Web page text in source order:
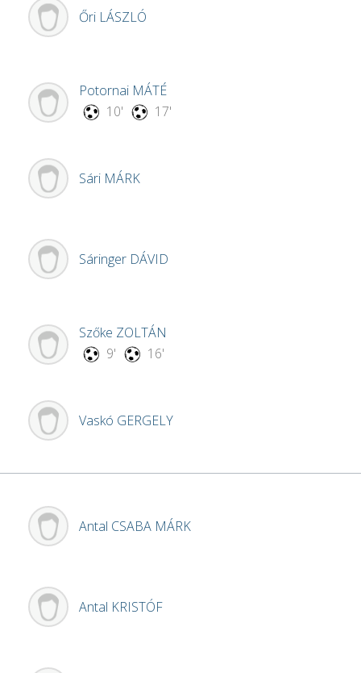
Őri LÁSZLÓ
Potornai MÁTÉ
10'
17'
Sári MÁRK
Sáringer DÁVID
Szőke ZOLTÁN
9'
16'
Vaskó GERGELY
Antal CSABA MÁRK
Antal KRISTÓF